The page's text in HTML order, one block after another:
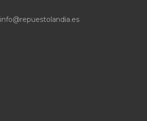
info@repuestolandia.es